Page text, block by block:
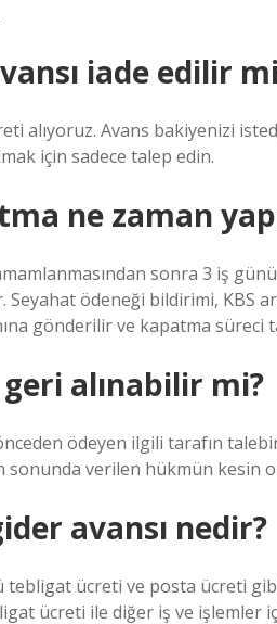
iade edilir
alıyoruz. Avans bakiyenizi
için sadece talep edin.
ne zaman
sonra 3 iş
Seyahat ödeneği bildirimi, KBS
gönderilir ve kapatma süreci
alınabilir mi?
ödeyen ilgili tarafın
sonunda verilen hükmün kesin
avansı nedir?
ücreti ve posta ücreti
ücreti ile diğer iş ve işlemler